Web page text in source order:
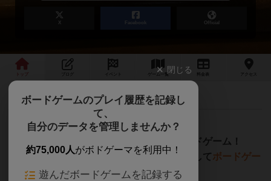
X Facebook Official
ゲーム 一覧 料金 アクセス
最新情報 2026/04/01から料金が変わります。
【法林寺温泉】
ボードゲーム！
気の合う仲間とお酒を酌み交わし、夜を徹してボードゲー
・TRPG ・人狼・麻雀合宿 しませんか？
閉じる
ボードゲームのプレイ履歴を記録し
て、
自分のデータを管理しませんか？
約75,000人がボドゲーマを利用中！
遊んだボードゲームを記録する